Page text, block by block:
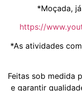
*Moçada,
https://
*As atividades
Feitas sob medida
e garantir